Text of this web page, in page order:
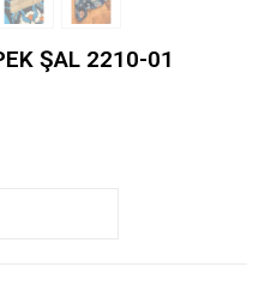
ŞAL 2210-01